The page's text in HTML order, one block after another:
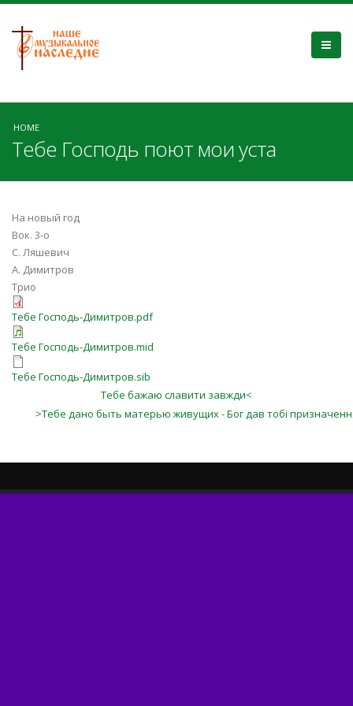
HOME
Тебе Господь поют мои уста
На новый год
Вок. 3-о
С. Ляшевич
А. Димитров
Трио
Тебе Господь-Димитров.pdf
Тебе Господь-Димитров.mid
Тебе Господь-Димитров.sib
Тебе бажаю славити завжди<
>Тебе дано быть матерью живущих - Бог дав тобі